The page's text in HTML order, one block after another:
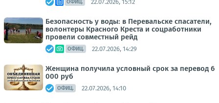
ОФИЦ. 22.07.2026, 15:12
Безопасность у воды: в Перевальске спасатели,
волонтеры Красного Креста и соцработники
провели совместный рейд
ОФИЦ. 22.07.2026, 14:29
Женщина получила условный срок за перевод 6
000 руб
ОФИЦ. 22.07.2026, 14:10